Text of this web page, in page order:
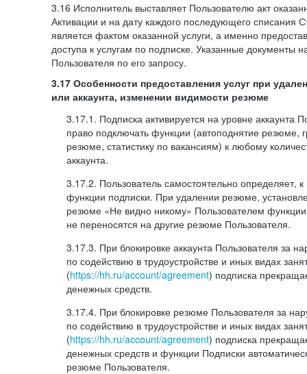
3.16 Исполнитель выставляет Пользователю акт
Активации и на дату каждого последующего списания
является фактом оказанной услуги, а именно
доступа к услугам по подписке. Указанные документы
Пользователя по его запросу.
3.17 Особенности предоставления услуг при
или аккаунта, изменении видимости резюме
3.17.1. Подписка активируется на уровне аккаунта
право подключать функции (автоподнятие резюме,
резюме, статистику по вакансиям) к любому
аккаунта.
3.17.2. Пользователь самостоятельно определяет,
функции подписки. При удалении резюме,
резюме «Не видно никому» Пользователем функции
не переносятся на другие резюме Пользователя.
3.17.3. При блокировке аккаунта Пользователя за
по содействию в трудоустройстве и иных видах
(https://hh.ru/account/agreement) подписка
денежных средств.
3.17.4. При блокировке резюме Пользователя за
по содействию в трудоустройстве и иных видах
(https://hh.ru/account/agreement) подписка
денежных средств и функции Подписки
резюме Пользователя.